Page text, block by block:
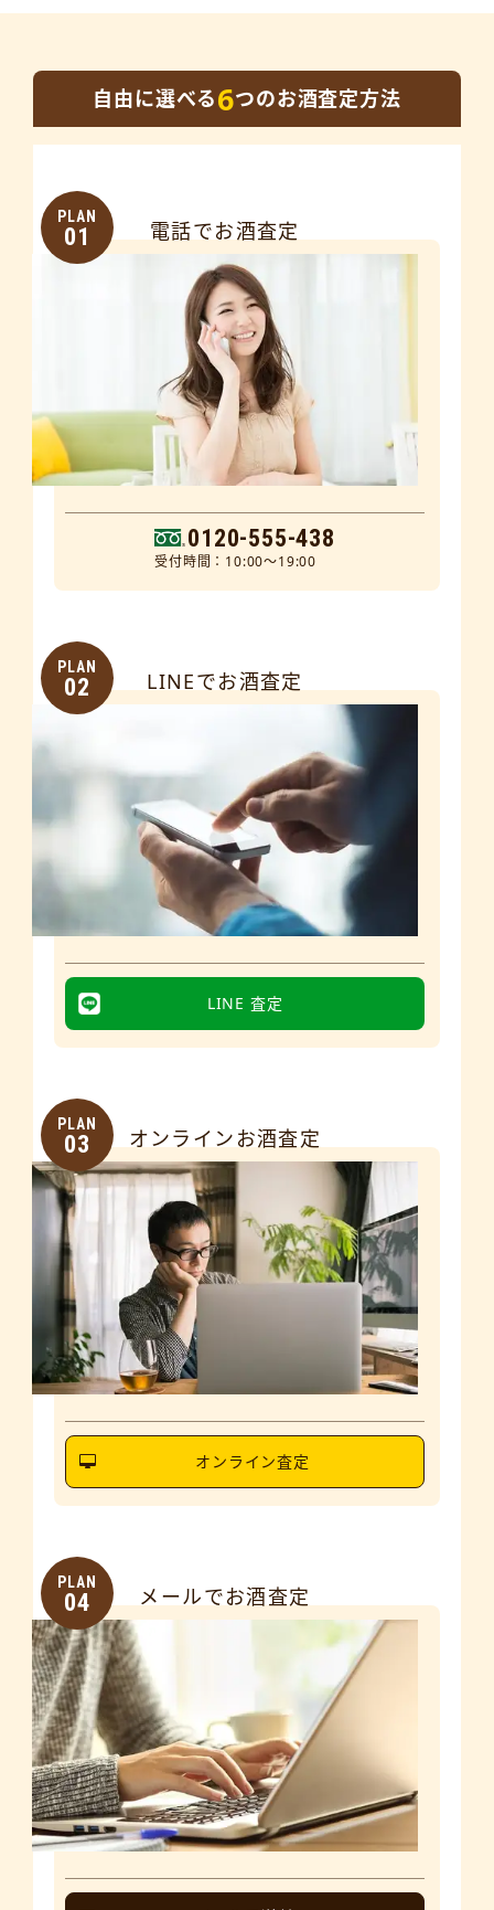
自由に選べる6つのお酒査定方法
PLAN
01 電話でお酒査定
0120-555-438
受付時間：10:00～19:00
PLAN
02 LINEでお酒査定
LINE 査定
PLAN
03 オンラインお酒査定
オンライン査定
PLAN
04 メールでお酒査定